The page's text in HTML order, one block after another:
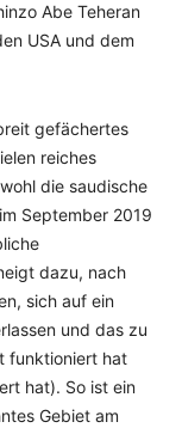
Abe Teheran
USA und dem
gefächertes
reiches
die saudische
September 2019
dazu, nach
sich auf ein
und das zu
funktioniert hat
hat). So ist ein
Gebiet am